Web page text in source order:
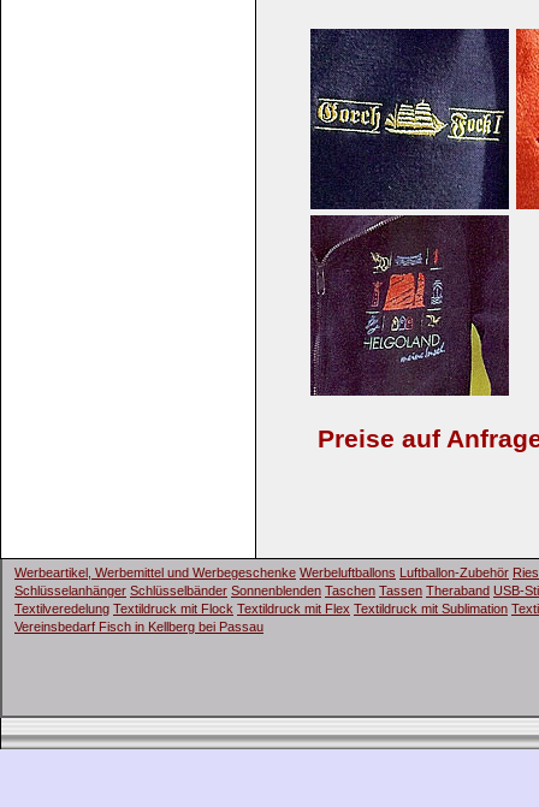
Preise auf
Werbeartikel, Werbemittel und Werbegeschenke Werbeluftballons Luftballon-Zubehör
Schlüsselanhänger Schlüsselbänder Sonnenblenden Taschen Tassen Theraband USB-
Textilveredelung Textildruck mit Flock Textildruck mit Flex Textildruck mit Sublimation
Vereinsbedarf Fisch in Kellberg bei Passau